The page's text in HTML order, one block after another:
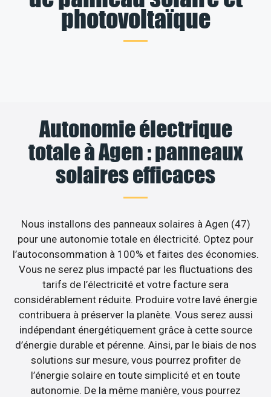
photovoltaïque
Autonomie électrique
totale à Agen : panneaux
solaires efficaces
Nous installons des panneaux solaires à Agen (47)
pour une autonomie totale en électricité. Optez pour
l’autoconsommation à 100% et faites des économies.
Vous ne serez plus impacté par les fluctuations des
tarifs de l’électricité et votre facture sera
considérablement réduite. Produire votre lavé énergie
contribuera à préserver la planète. Vous serez aussi
indépendant énergétiquement grâce à cette source
d’énergie durable et pérenne. Ainsi, par le biais de nos
solutions sur mesure, vous pourrez profiter de
l’énergie solaire en toute simplicité et en toute
autonomie. De la même manière, vous pourrez